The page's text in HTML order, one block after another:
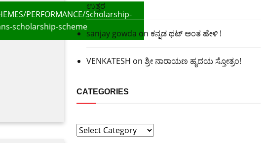
PERFORMANCE/Scholarship-
scholarship-scheme
ಉತ್ತರ
sanjay gowda on ಕನ್ನಡ ಥಟ್ ಅಂತ ಹೇಳಿ !
VENKATESH on ಶ್ರೀ ನಾರಾಯಣ ಹೃದಯ ಸ್ತೋತ್ರಂ!
CATEGORIES
Categories